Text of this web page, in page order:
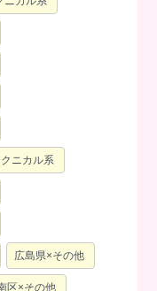
ニカル系
広島県×その他
区×その他